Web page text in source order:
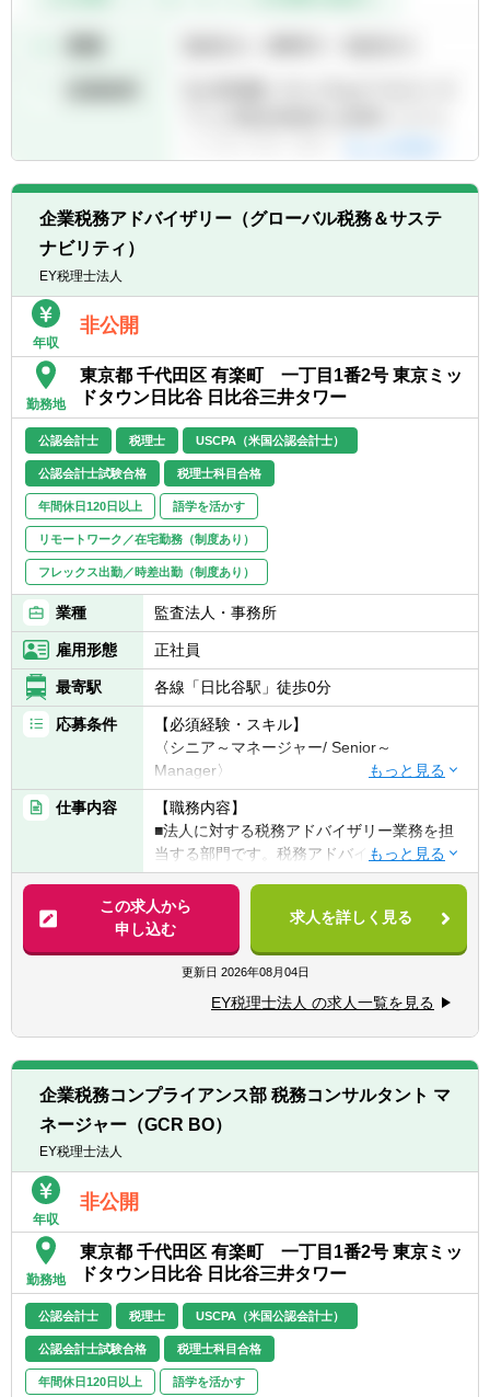
企業税務アドバイザリー（グローバル税務＆サステ
ナビリティ）
EY税理士法人
年収
非公開
勤務地
東京都 千代田区 有楽町 一丁目1番2号 東京ミッ
ドタウン日比谷 日比谷三井タワー
公認会計士 税理士 USCPA（米国公認会計士）
公認会計士試験合格 税理士科目合格
年間休日120日以上 語学を活かす
リモートワーク／在宅勤務（制度あり）
フレックス出勤／時差出勤（制度あり）
業種 監査法人・事務所
雇用形態 正社員
最寄駅 各線「日比谷駅」徒歩0分
応募条件
【必須経験・スキル】
〈シニア～マネージャー/ Senior～
Manager〉
■英文会計知識
■グローバル課税はまだ税法や解釈が一定で
はない中でも、ルールの整理や実務の構築に
ついての税務アドバイザリー業務について意
欲のある方
■税に関する開示について、税法や開示義務
の枠組みを超えた企業の非財務価値向上につ
いての税務アドバイザリー業務について意欲
のある方
■日本語 ビジネスレベル
経験
▽以下のいずれかの経験を有する方
■事業会社における連結決算業務
■事業会社の海外地域統括会社における決算
■海外の大学において会計学を習得されてい
る方
■グローバル課税についての税務アドバイザ
リー業務について関心のある方
■税に関する開示についての税務アドバイザ
リー業務について関心のある方
■企業のグローバル展開や持続的な成長の支
援業務について意欲のある方
仕事内容
【職務内容】
■法人に対する税務アドバイザリー業務を担
当する部門です。税務アドバイスが中心で、
税制改正などの方向性をモニターし、サポー
トする業務も行っています。
【具体的に】
■上記のような専門的な税務アドバイザリー
業務（法人税・消費税などに関する会計処理
や法務を含めた総合的な税務アドバイザリー
業務）にプロジェクトの一員として携わって
いただきます。
■日本及び世界におけるBEPS2.0に関する税
制改正や税務行政の方向性をモニターし、ク
ライアントをサポートする業務
BEPS2.0のグローバル課税について、影響度
に際しての、グローバル動向調査、影響度分
析、開示戦略策定及び開示支援業務
■税務ガバナンスの構築・運用支援業務
■グローバル・ミニマム課税を中心とした
BEPS2.0のグローバル課税に関する監査業務
について税の観点からの支援業務
■税に関する非財務情報開示に関する保証業
この求人から
申し込む
求人を詳しく見る
更新日 2026年08月04日
EY税理士法人 の求人一覧を見る
企業税務コンプライアンス部 税務コンサルタント マ
ネージャー（GCR BO）
EY税理士法人
年収
非公開
勤務地
東京都 千代田区 有楽町 一丁目1番2号 東京ミッ
ドタウン日比谷 日比谷三井タワー
公認会計士 税理士 USCPA（米国公認会計士）
公認会計士試験合格 税理士科目合格
年間休日120日以上 語学を活かす